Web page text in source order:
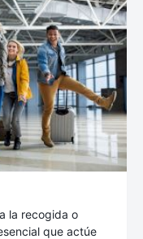
la recogida o
que actúe